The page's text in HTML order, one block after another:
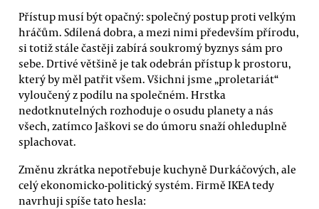
Přístup musí být opačný: společný postup proti velkým
hráčům. Sdílená dobra, a mezi nimi především přírodu,
si totiž stále častěji zabírá soukromý byznys sám pro
sebe. Drtivé většině je tak odebrán přístup k prostoru,
který by měl patřit všem. Všichni jsme „proletariát“
vyloučený z podílu na společném. Hrstka
nedotknutelných rozhoduje o osudu planety a nás
všech, zatímco Jaškovi se do úmoru snaží ohleduplně
splachovat.
Změnu zkrátka nepotřebuje kuchyně Durkáčových, ale
celý ekonomicko-politický systém. Firmě IKEA tedy
navrhuji spíše tato hesla: